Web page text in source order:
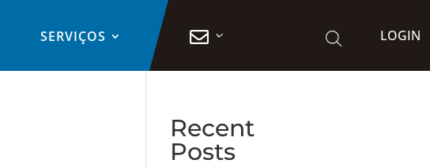
SERVIÇOS  LOGIN
Recent
Posts